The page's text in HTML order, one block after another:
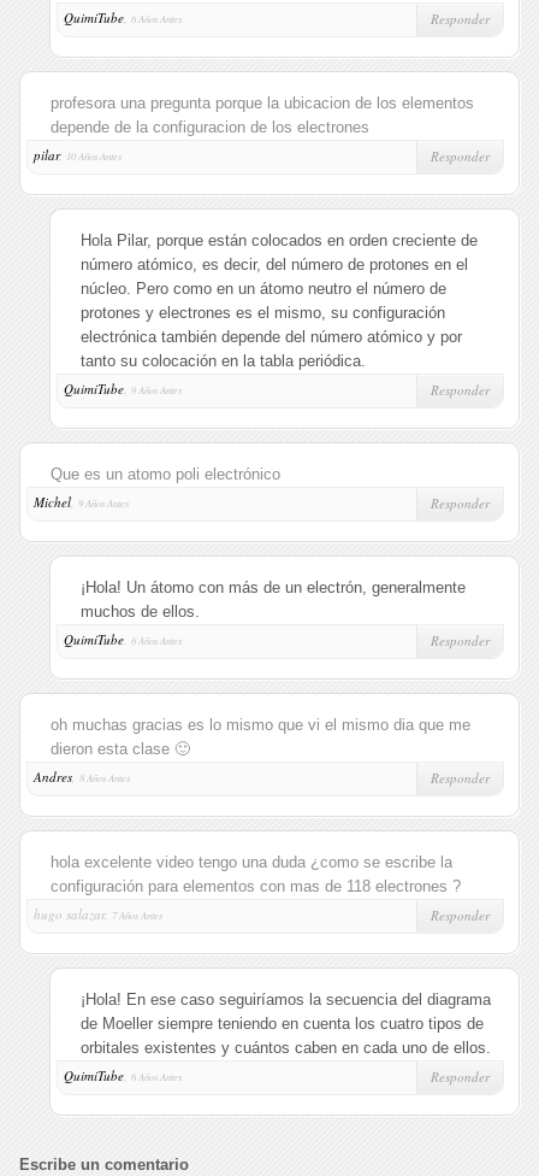
QuimiTube, 6 Años Antes Responder
profesora una pregunta porque la ubicacion de los elementos
depende de la configuracion de los electrones
pilar, 10 Años Antes Responder
Hola Pilar, porque están colocados en orden creciente de
número atómico, es decir, del número de protones en el
núcleo. Pero como en un átomo neutro el número de
protones y electrones es el mismo, su configuración
electrónica también depende del número atómico y por
tanto su colocación en la tabla periódica.
QuimiTube, 9 Años Antes Responder
Que es un atomo poli electrónico
Michel, 9 Años Antes Responder
¡Hola! Un átomo con más de un electrón, generalmente
muchos de ellos.
QuimiTube, 6 Años Antes Responder
oh muchas gracias es lo mismo que vi el mismo dia que me
dieron esta clase 🙂
Andres, 8 Años Antes Responder
hola excelente video tengo una duda ¿como se escribe la
configuración para elementos con mas de 118 electrones ?
hugo salazar, 7 Años Antes Responder
¡Hola! En ese caso seguiríamos la secuencia del diagrama
de Moeller siempre teniendo en cuenta los cuatro tipos de
orbitales existentes y cuántos caben en cada uno de ellos.
QuimiTube, 6 Años Antes Responder
Escribe un comentario